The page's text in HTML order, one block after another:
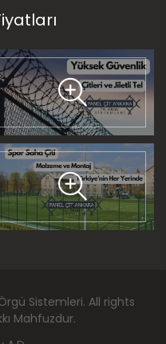
Sistemleri. All rights
Mahfuzdur.